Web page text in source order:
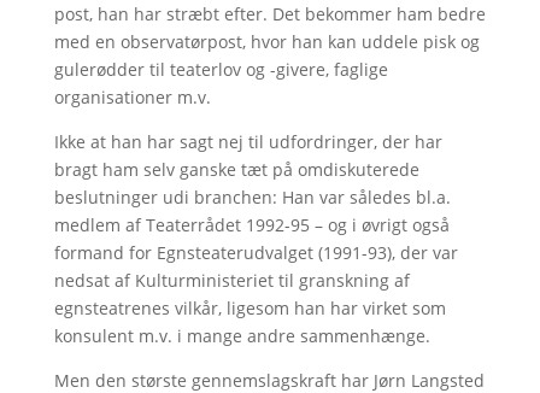
post, han har stræbt efter. Det bekommer ham bedre
med en observatørpost, hvor han kan uddele pisk og
gulerødder til teaterlov og -givere, faglige
organisationer m.v.
Ikke at han har sagt nej til udfordringer, der har
bragt ham selv ganske tæt på omdiskuterede
beslutninger udi branchen: Han var således bl.a.
medlem af Teaterrådet 1992-95 – og i øvrigt også
formand for Egnsteaterudvalget (1991-93), der var
nedsat af Kulturministeriet til granskning af
egnsteatrenes vilkår, ligesom han har virket som
konsulent m.v. i mange andre sammenhænge.
Men den største gennemslagskraft har Jørn Langsted